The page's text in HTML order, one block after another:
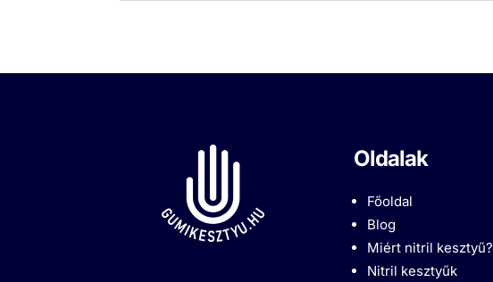
Oldalak
Főoldal
Blog
Miért nitril kesztyű?
Nitril kesztyűk